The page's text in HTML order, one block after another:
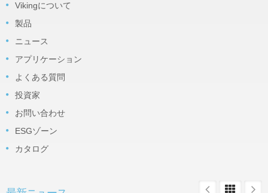
Vikingについて
製品
ニュース
アプリケーション
よくある質問
投資家
お問い合わせ
ESGゾーン
カタログ